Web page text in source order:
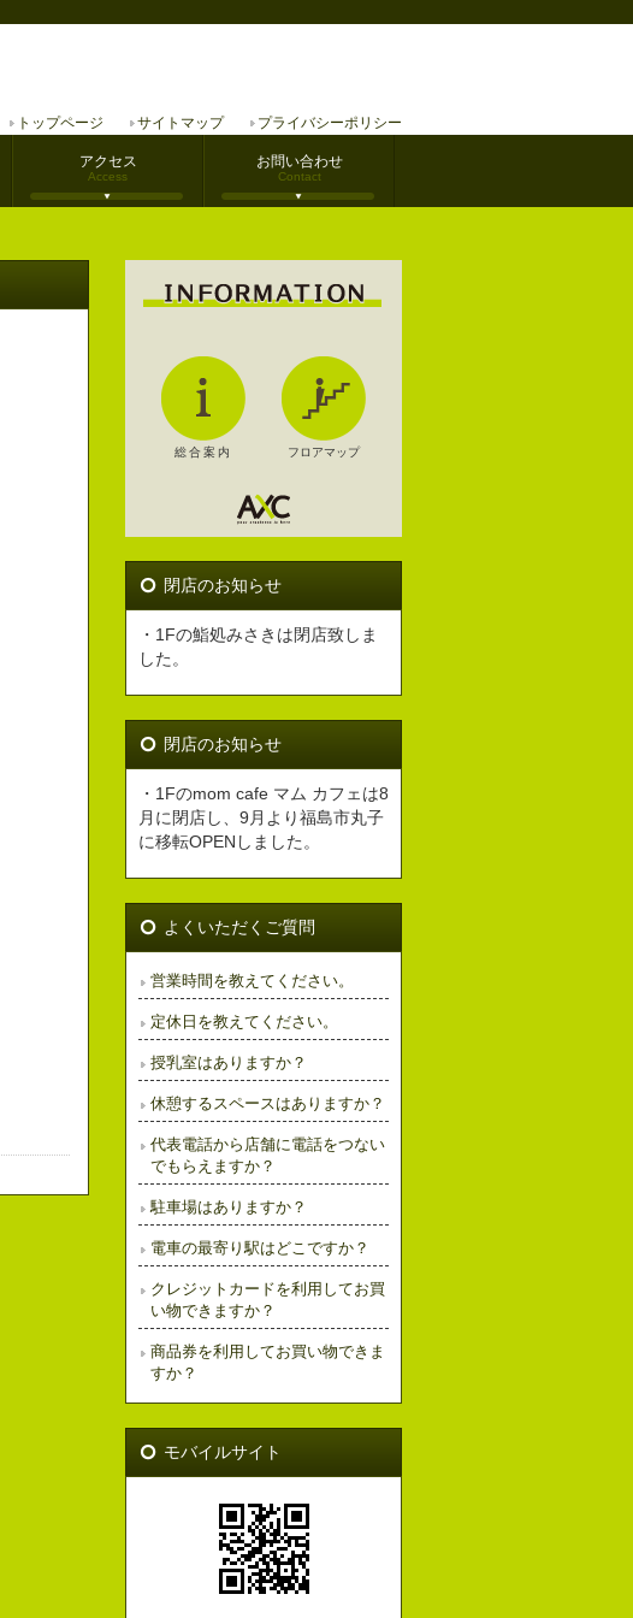
トップページ サイトマップ プライバシーポリシー
アクセス
Access
お問い合わせ
Contact
総合案内 フロアマップ
閉店のお知らせ
・1Fの鮨処みさきは閉店致しま
した。
閉店のお知らせ
・1Fのmom cafe マム カフェは8
月に閉店し、9月より福島市丸子
に移転OPENしました。
よくいただくご質問
営業時間を教えてください。
定休日を教えてください。
授乳室はありますか？
休憩するスペースはありますか？
代表電話から店舗に電話をつない
でもらえますか？
駐車場はありますか？
電車の最寄り駅はどこですか？
クレジットカードを利用してお買
い物できますか？
商品券を利用してお買い物できま
すか？
モバイルサイト